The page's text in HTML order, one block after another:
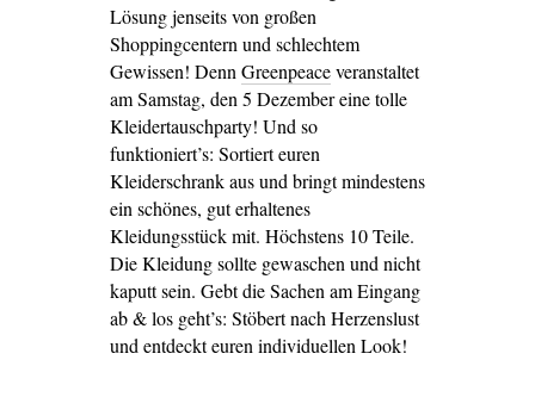
Lösung jenseits von großen
Shoppingcentern und schlechtem
Gewissen! Denn Greenpeaceveranstaltet
am Samstag, den 5 Dezember eine tolle
Kleidertauschparty! Und so
funktioniert’s: Sortiert euren
Kleiderschrank aus und bringt mindestens
ein schönes, gut erhaltenes
Kleidungsstück mit. Höchstens 10 Teile.
Die Kleidung sollte gewaschen und nicht
kaputt sein. Gebt die Sachen am Eingang
ab & los geht’s: Stöbert nach Herzenslust
und entdeckt euren individuellen Look!